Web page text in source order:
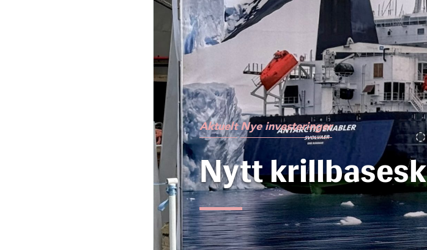
Aktuelt Nye investeringer
Nytt